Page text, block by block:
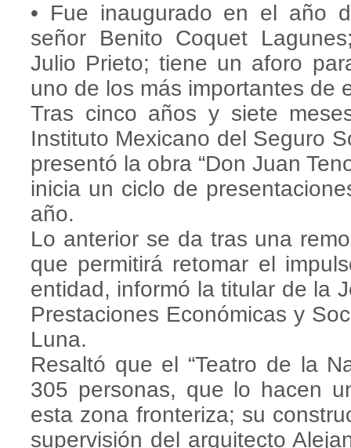
• Fue inaugurado en el año
señor Benito Coquet
Julio Prieto; tiene un aforo
uno de los más importantes de
Tras cinco años y siete
Instituto Mexicano del Seguro
presentó la obra “Don Juan
inicia un ciclo de
año.
Lo anterior se da tras una
que permitirá retomar el
entidad, informó la titular de la
Prestaciones Económicas y
Luna.
Resaltó que el “Teatro de la
305 personas, que lo hacen
esta zona fronteriza; su
supervisión del arquitecto